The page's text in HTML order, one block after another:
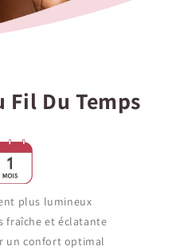
Fil Du Temps
plus lumineux
fraîche et éclatante
un confort optimal